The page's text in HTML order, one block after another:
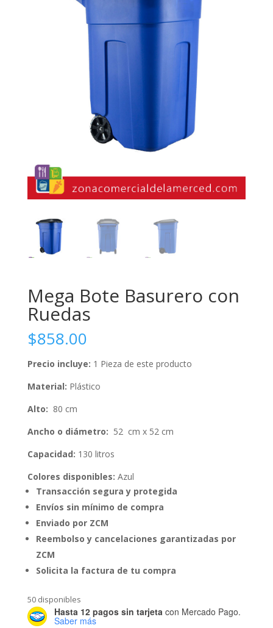
Mega Bote Basurero con
Ruedas
$858.00
Precio incluye: 1 Pieza de este producto
Material: Plástico
Alto: 80 cm
Ancho o diámetro: 52 cm x 52 cm
Capacidad: 130 litros
Colores disponibles: Azul
Transacción segura y protegida
Envíos sin mínimo de compra
Enviado por ZCM
Reembolso y cancelaciones garantizadas por
ZCM
Solicita la factura de tu compra
50 disponibles
Hasta 12 pagos sin tarjetacon Mercado Pago.
Saber más